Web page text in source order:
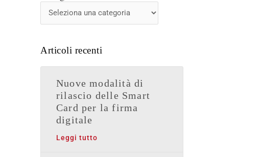
News
Articoli recenti
Nuove modalità di
rilascio delle Smart
Card per la firma
digitale
Leggi tutto